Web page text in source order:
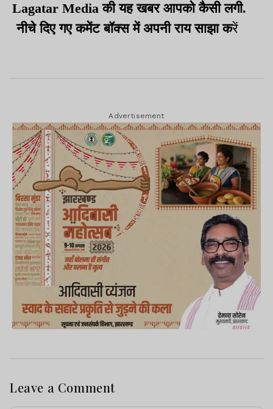
Lagatar Media की यह खबर आपको कैसी लगी.
नीचे दिए गए कमेंट बॉक्स में अपनी राय साझा करें
Advertisement
Leave a Comment